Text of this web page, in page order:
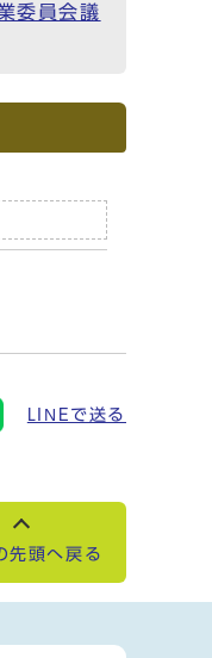
委員会議
LINEで送る
先頭へ戻る